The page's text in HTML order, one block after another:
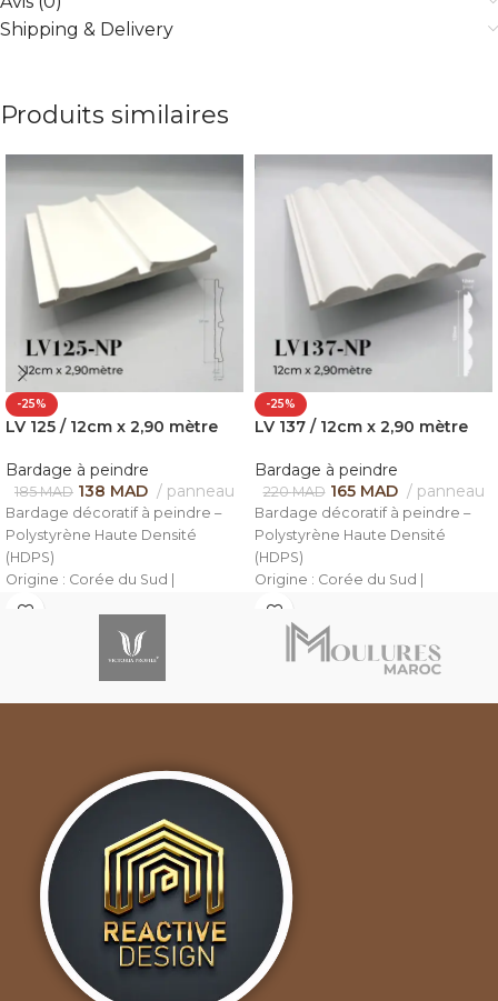
Shipping & Delivery
Produits similaires
-25%
LV 125 / 12cm x 2,90 mètre
Bardage à peindre
185MAD 138 MAD panneau
Bardage décoratif à peindre –
Polystyrène Haute Densité
(HDPS)
Origine : Corée du Sud |
Fabricant : HI WOOD
Offrez une touche d’élégance à
vos intérieurs avec notre
bardage en polystyrène haute
Sud pour la qualité de ses
finitions. Léger, résistant et facile
à installer, ce bardage est conçu
pour être peint au pinceau ou au
pistolet, selon vos préférences
de rendu.
Caractéristiques :
Matériau : HDPS (polystyrène
haute densité)
Largeur : 12 cm
-25%
LV 137 / 12cm x 2,90 mètre
Bardage à peindre
220MAD 165 MAD panneau
Bardage décoratif à peindre –
Polystyrène Haute Densité
(HDPS)
Origine : Corée du Sud |
Fabricant : HI WOOD
Vente en gros et au détail
Offrez une touche d’élégance à
vos intérieurs avec notre
bardage en polystyrène haute
à installer, ce bardage est conçu
pour être peint au pinceau ou au
pistolet, selon vos préférences
de rendu.
Caractéristiques :
Matériau : HDPS (polystyrène
haute densité)
Largeur : 12 cm